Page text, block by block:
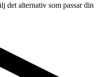
det alternativ som passar din